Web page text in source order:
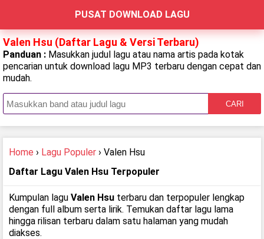
PUSAT DOWNLOAD LAGU
Valen Hsu (Daftar Lagu & Versi Terbaru)
Panduan : Masukkan judul lagu atau nama artis pada kotak
pencarian untuk download lagu MP3 terbaru dengan cepat dan
mudah.
CARI
Home › Lagu Populer › Valen Hsu
Daftar Lagu Valen Hsu Terpopuler
Kumpulan lagu Valen Hsu terbaru dan terpopuler lengkap
dengan full album serta lirik. Temukan daftar lagu lama
hingga rilisan terbaru dalam satu halaman yang mudah
diakses.